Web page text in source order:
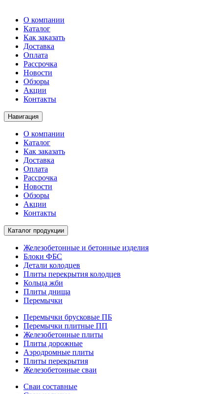
О компании
Каталог
Как заказать
Доставка
Оплата
Рассрочка
Новости
Обзоры
Акции
Контакты
Навигация
О компании
Каталог
Как заказать
Доставка
Оплата
Рассрочка
Новости
Обзоры
Акции
Контакты
Каталог продукции
Железобетонные и бетонные изделия
Блоки ФБС
Детали колодцев
Плиты перекрытия колодцев
Кольца жби
Плиты днища
Перемычки
Перемычки брусковые ПБ
Перемычки плитные ПП
Железобетонные плиты
Плиты дорожные
Аэродромные плиты
Плиты перекрытия
Железобетонные сваи
Сваи составные